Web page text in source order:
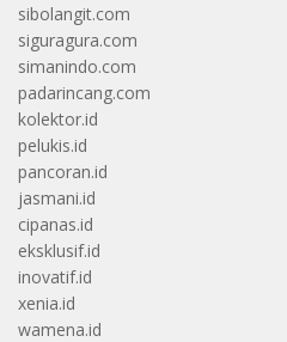
sibolangit.com
siguragura.com
simanindo.com
padarincang.com
kolektor.id
pelukis.id
pancoran.id
jasmani.id
cipanas.id
eksklusif.id
inovatif.id
xenia.id
wamena.id